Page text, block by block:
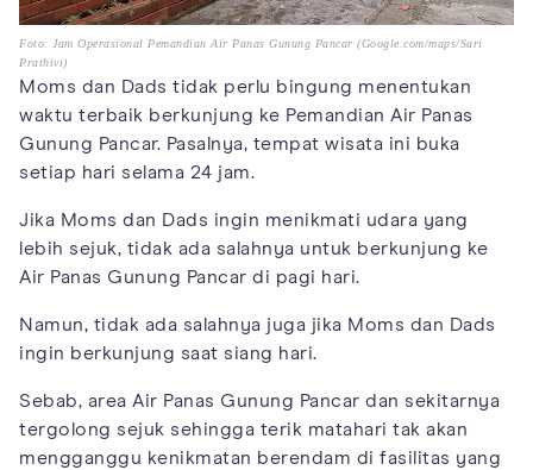
Foto: Jam Operasional Pemandian Air Panas Gunung Pancar (Google.com/maps/Sari
Prathivi)
Moms dan Dads tidak perlu bingung menentukan
waktu terbaik berkunjung ke Pemandian Air Panas
Gunung Pancar. Pasalnya, tempat wisata ini buka
setiap hari selama 24 jam.
Jika Moms dan Dads ingin menikmati udara yang
lebih sejuk, tidak ada salahnya untuk berkunjung ke
Air Panas Gunung Pancar di pagi hari.
Namun, tidak ada salahnya juga jika Moms dan Dads
ingin berkunjung saat siang hari.
Sebab, area Air Panas Gunung Pancar dan sekitarnya
tergolong sejuk sehingga terik matahari tak akan
mengganggu kenikmatan berendam di fasilitas yang